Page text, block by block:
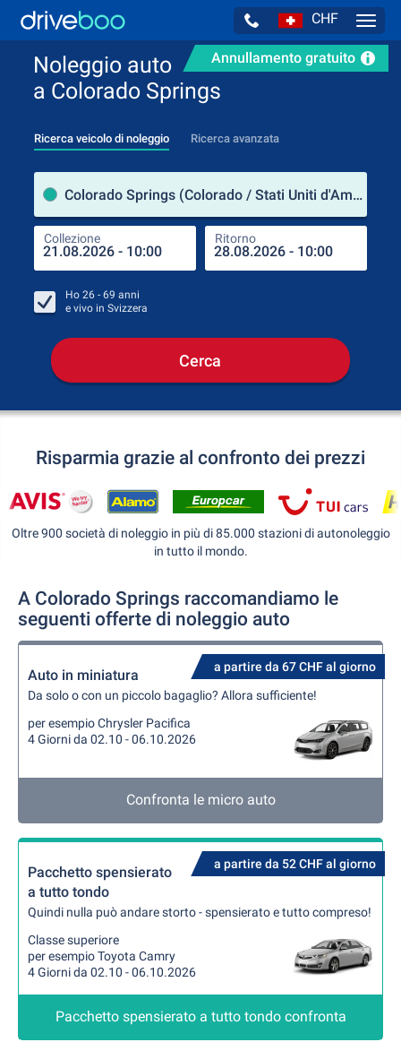
CHF
Annullamento gratuito
Noleggio auto
a Colorado Springs
Ricerca veicolo di noleggio Ricerca avanzata
Colorado Springs (Colorado / Stati Uniti d'America)
Collezione Ritorno
Ho 26 - 69 anni
e vivo in Svizzera
Cerca
Risparmia grazie al confronto dei prezzi
Oltre 900 società di noleggio in più di 85.000 stazioni di autonoleggio
in tutto il mondo.
A Colorado Springs raccomandiamo le
seguenti offerte di noleggio auto
a partire da 67 CHF al giorno
Auto in miniatura
Da solo o con un piccolo bagaglio? Allora sufficiente!
per esempio Chrysler Pacifica
4 Giorni da 02.10 - 06.10.2026
Confronta le micro auto
a partire da 52 CHF al giorno
Pacchetto spensierato
a tutto tondo
Quindi nulla può andare storto - spensierato e tutto compreso!
Classe superiore
per esempio Toyota Camry
4 Giorni da 02.10 - 06.10.2026
Pacchetto spensierato a tutto tondo confronta